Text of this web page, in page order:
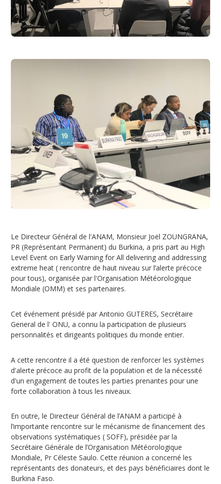
Le Directeur Général de l'ANAM, Monsieur Joël ZOUNGRANA,
PR (Représentant Permanent) du Burkina, a pris part au High
Level Event on Early Warning for All delivering and addressing
extreme heat ( rencontre de haut niveau sur l’alerte précoce
pour tous), organisée par l'Organisation Météorologique
Mondiale (OMM) et ses partenaires.
Cet événement présidé par Antonio GUTERES, Secrétaire
General de l' ONU, a connu la participation de plusieurs
personnalités et dirigeants politiques du monde entier.
A cette rencontre il a été question de renforcer les systèmes
d'alerte précoce au profit de la population et de la nécessité
d'un engagement de toutes les parties prenantes pour une
forte collaboration à tous les niveaux.
En outre, le Directeur Général de l’ANAM a participé à
l’importante rencontre sur le mécanisme de financement des
observations systématiques ( SOFF), présidée par la
Secrétaire Générale de l’Organisation Météorologique
Mondiale, Pr Céleste Saulo. Cette réunion a concerné les
représentants des donateurs, et des pays bénéficiaires dont le
Burkina Faso.